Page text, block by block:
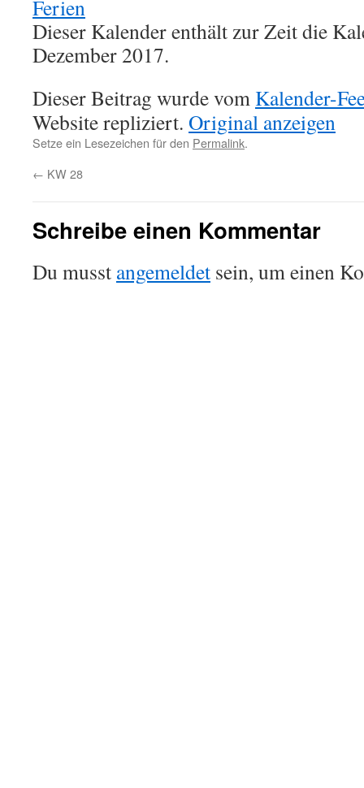
Ferien
Dieser Kalender enthält zur Zeit die
Dezember 2017.
Dieser Beitrag wurde vom Kalender-
Website repliziert. Original anzeigen
Setze ein Lesezeichen für den Permalink.
← KW 28
Schreibe einen Kommentar
Du musst angemeldet sein, um einen